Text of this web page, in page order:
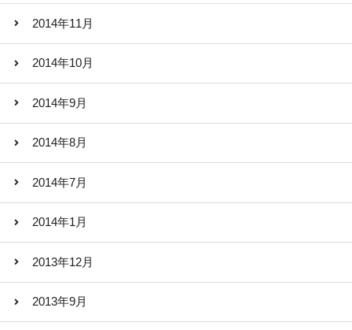
2014年11月
2014年10月
2014年9月
2014年8月
2014年7月
2014年1月
2013年12月
2013年9月